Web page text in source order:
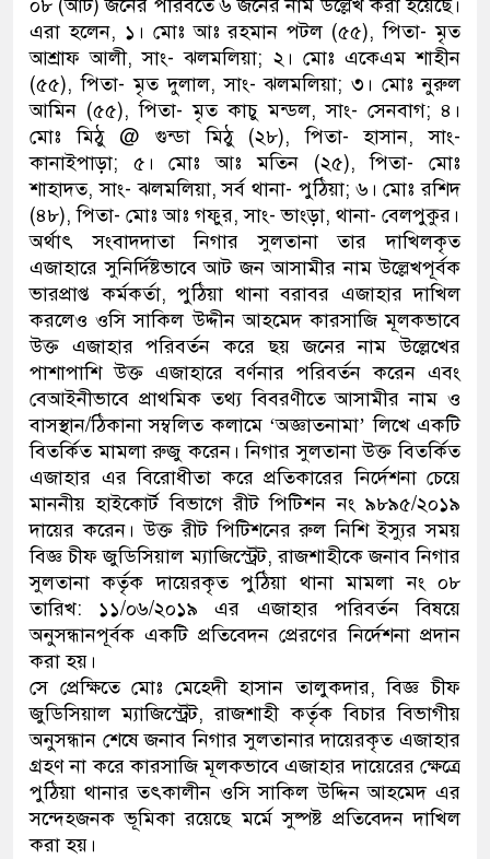
০৮ (আট) জনের পরিবর্তে ৬ জনের নাম উল্লেখ করা হয়েছে।
এরা হলেন, ১। মোঃ আঃ রহমান পটল (৫৫), পিতা- মৃত
আশ্রাফ আলী, সাং- ঝলমলিয়া; ২। মোঃ একেএম শাহীন
(৫৫), পিতা- মৃত দুলাল, সাং- ঝলমলিয়া; ৩। মোঃ নুরুল
আমিন (৫৫), পিতা- মৃত কাচু মন্ডল, সাং- সেনবাগ; ৪।
মোঃ মিঠু @ গুন্ডা মিঠু (২৮), পিতা- হাসান, সাং-
কানাইপাড়া; ৫। মোঃ আঃ মতিন (২৫), পিতা- মোঃ
শাহাদত, সাং- ঝলমলিয়া, সর্ব থানা- পুঠিয়া; ৬। মোঃ রশিদ
(৪৮), পিতা- মোঃ আঃ গফুর, সাং- ভাংড়া, থানা- বেলপুকুর।
অর্থাৎ সংবাদদাতা নিগার সুলতানা তার দাখিলকৃত
এজাহারে সুনির্দিষ্টভাবে আট জন আসামীর নাম উল্লেখপূর্বক
ভারপ্রাপ্ত কর্মকর্তা, পুঠিয়া থানা বরাবর এজাহার দাখিল
করলেও ওসি সাকিল উদ্দীন আহমেদ কারসাজি মূলকভাবে
উক্ত এজাহার পরিবর্তন করে ছয় জনের নাম উল্লেখের
পাশাপাশি উক্ত এজাহারে বর্ণনার পরিবর্তন করেন এবং
বেআইনীভাবে প্রাথমিক তথ্য বিবরণীতে আসামীর নাম ও
বাসস্থান/ঠিকানা সম্বলিত কলামে ‘অজ্ঞাতনামা’ লিখে একটি
বিতর্কিত মামলা রুজু করেন। নিগার সুলতানা উক্ত বিতর্কিত
এজাহার এর বিরোধীতা করে প্রতিকারের নির্দেশনা চেয়ে
মাননীয় হাইকোর্ট বিভাগে রীট পিটিশন নং ৯৮৯৫/২০১৯
দায়ের করেন। উক্ত রীট পিটিশনের রুল নিশি ইস্যুর সময়
বিজ্ঞ চীফ জুডিসিয়াল ম্যাজিস্ট্রেট, রাজশাহীকে জনাব নিগার
সুলতানা কর্তৃক দায়েরকৃত পুঠিয়া থানা মামলা নং ০৮
তারিখ: ১১/০৬/২০১৯ এর এজাহার পরিবর্তন বিষয়ে
অনুসন্ধানপূর্বক একটি প্রতিবেদন প্রেরণের নির্দেশনা প্রদান
করা হয়।
সে প্রেক্ষিতে মোঃ মেহেদী হাসান তালুকদার, বিজ্ঞ চীফ
জুডিসিয়াল ম্যাজিস্ট্রেট, রাজশাহী কর্তৃক বিচার বিভাগীয়
অনুসন্ধান শেষে জনাব নিগার সুলতানার দায়েরকৃত এজাহার
গ্রহণ না করে কারসাজি মূলকভাবে এজাহার দায়েরের ক্ষেত্রে
পুঠিয়া থানার তৎকালীন ওসি সাকিল উদ্দিন আহমেদ এর
সন্দেহজনক ভূমিকা রয়েছে মর্মে সুষ্পষ্ট প্রতিবেদন দাখিল
করা হয়।